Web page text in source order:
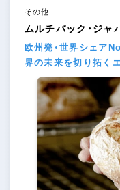
その他
ムルチバック・ジ
欧州発・世界シェア
界の未来を切り拓く